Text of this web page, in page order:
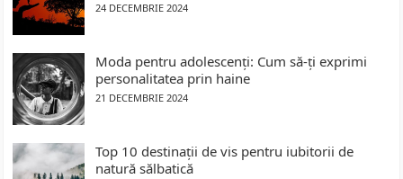
24 DECEMBRIE 2024
Moda pentru adolescenți: Cum să-ți exprimi
personalitatea prin haine
21 DECEMBRIE 2024
Top 10 destinații de vis pentru iubitorii de
natură sălbatică